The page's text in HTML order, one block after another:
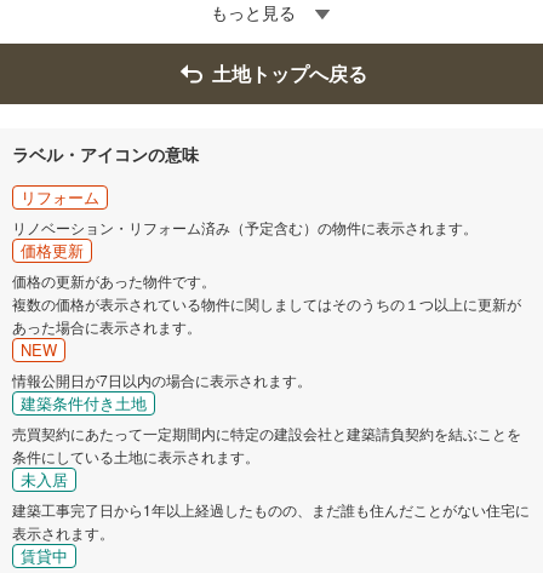
もっと見る
土地トップへ戻る
ラベル・アイコンの意味
リフォーム
リノベーション・リフォーム済み（予定含む）の物件に表示されます。
価格更新
価格の更新があった物件です。
複数の価格が表示されている物件に関しましてはそのうちの１つ以上に更新が
あった場合に表示されます。
NEW
情報公開日が7日以内の場合に表示されます。
建築条件付き土地
売買契約にあたって一定期間内に特定の建設会社と建築請負契約を結ぶことを
条件にしている土地に表示されます。
未入居
建築工事完了日から1年以上経過したものの、まだ誰も住んだことがない住宅に
表示されます。
賃貸中